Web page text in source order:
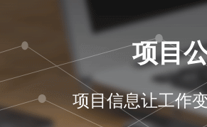
项目
项目信息让工作